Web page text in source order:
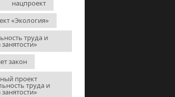
нацпроект
«Экология»
труда и
закон
проект
труда и